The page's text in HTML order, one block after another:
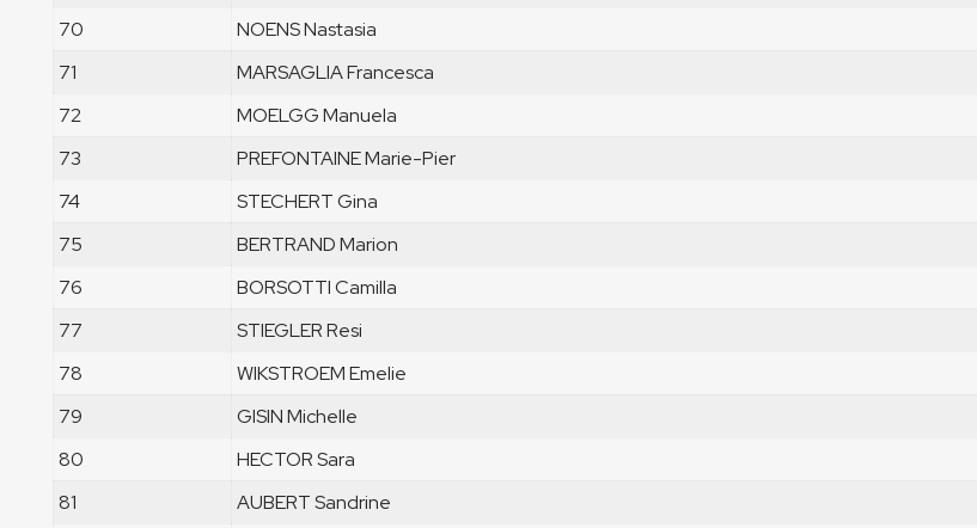
70
NOENS Nastasia
71
MARSAGLIA Francesca
72
MOELGG Manuela
73
PREFONTAINE Marie-Pier
74
STECHERT Gina
75
BERTRAND Marion
76
BORSOTTI Camilla
77
STIEGLER Resi
78
WIKSTROEM Emelie
79
GISIN Michelle
80
HECTOR Sara
81
AUBERT Sandrine